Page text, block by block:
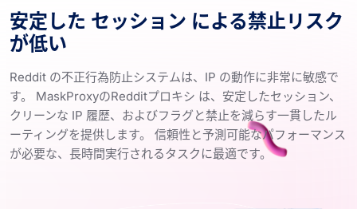
安定した セッション による禁止リスク
が低い
Reddit の不正行為防止システムは、IP の動作に非常に敏感で
す。 MaskProxyのRedditプロキシ は、安定したセッション、
クリーンな IP 履歴、およびフラグと禁止を減らす一貫したル
ーティングを提供します。 信頼性と予測可能なパフォーマンス
が必要な、長時間実行されるタスクに最適です。